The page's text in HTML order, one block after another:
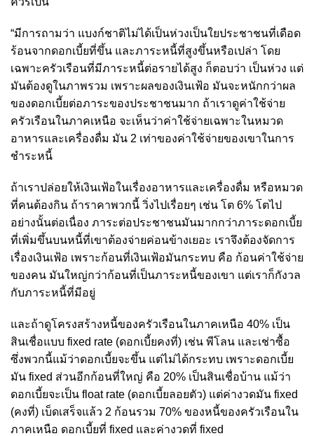
“มีการถามว่า แบงก์ชาติไม่ได้เป็นห่วงเป็นใยประชาชนที่เดือด
ร้อนจากดอกเบี้ยที่ขึ้น และภาระหนี้ที่สูงขึ้นหรือเปล่า โดย
เฉพาะครัวเรือนที่มีภาระหนี้ต่อรายได้สูง ก็ตอบว่า เป็นห่วง แต่
มันต้องดูในภาพรวม เพราะผลของเงินเฟ้อ มันจะหนักกว่าผล
ของดอกเบี้ยต่อภาระของประชาชนมาก ถ้าเราดูค่าใช้จ่าย
ครัวเรือนในภาคเหนือ จะเห็นว่าค่าใช้จ่ายเฉพาะในหมวด
อาหารและเครื่องดื่ม มัน 2 เท่าของค่าใช้จ่ายของเขาในการ
ชำระหนี้
ถ้าเราปล่อยให้เงินเฟ้อในเรื่องอาหารและเครื่องดื่ม หรือหมวด
ที่คนต้องกิน ถ้าราคาพวกนี้ วิ่งไปเรื่อยๆ เช่น โต 6% โตไป
อย่างนั้นต่อเนื่อง ภาระต่อประชาชนมันมากกว่าภาระดอกเบี้ย
ที่เพิ่มขึ้นบนหนี้ที่เขาต้องจ่ายค่อนข้างเยอะ เราจึงต้องจัดการ
เรื่องเงินเฟ้อ เพราะก้อนที่เงินเฟ้อมันกระทบ คือ ก้อนค่าใช้จ่าย
ของคน มันใหญ่กว่าก้อนที่เป็นภาระหนี้ของเขา แต่เราก็กังวล
กับภาระหนี้ที่มีอยู่
และถ้าดูโครงสร้างหนี้ของครัวเรือนในภาคเหนือ 40% เป็น
สินเชื่อแบบ fixed rate (ดอกเบี้ยคงที่) เช่น พีโลน และเช่าซื้อ
ซึ่งพวกนี้แม้ว่าดอกเบี้ยจะขึ้น แต่ไม่ได้กระทบ เพราะดอกเบี้ย
มัน fixed ส่วนอีกก้อนที่ใหญ่ คือ 20% เป็นสินเชื่อบ้าน แม้ว่า
ดอกเบี้ยจะเป็น float rate (ดอกเบี้ยลอยตัว) แต่ค่างวดมัน fixed
(คงที่) เบ็ดเสร็จแล้ว 2 ก้อนรวม 70% ของหนี้ของครัวเรือนใน
ภาคเหนือ ดอกเบี้ยที่ fixed และค่างวดที่ fixed